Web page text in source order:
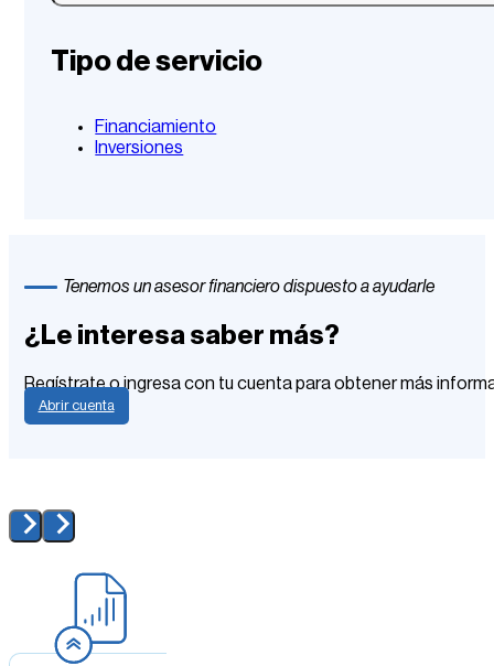
Tipo de servicio
Financiamiento
Inversiones
Tenemos un asesor financiero dispuesto a ayudarle
¿Le interesa saber más?
Regístrate o ingresa con tu cuenta para obtener más
Abrir cuenta